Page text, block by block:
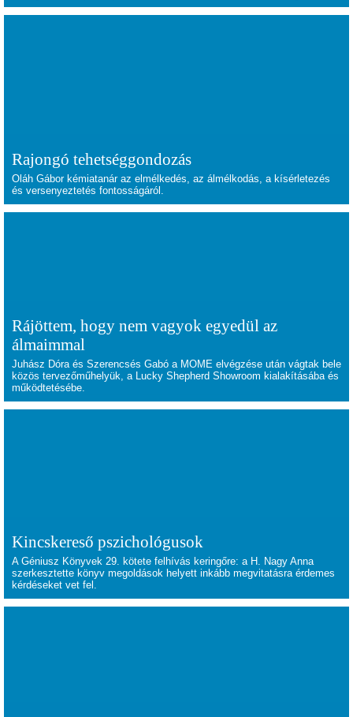
Rajongó tehetséggondozás
Oláh Gábor kémiatanár az elmélkedés, az álmélkodás, a kísérletezés
és versenyeztetés fontosságáról.
Rájöttem, hogy nem vagyok egyedül az
álmaimmal
Juhász Dóra és Szerencsés Gabó a MOME elvégzése után vágtak bele
közös tervezőműhelyük, a Lucky Shepherd Showroom kialakításába és
működtetésébe.
Kincskereső pszichológusok
A Géniusz Könyvek 29. kötete felhívás keringőre: a H. Nagy Anna
szerkesztette könyv megoldások helyett inkább megvitatásra érdemes
kérdéseket vet fel.